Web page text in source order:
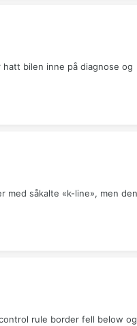
bilen inne på diagnose og
med såkalte «k-line», men den
rule border fell below og